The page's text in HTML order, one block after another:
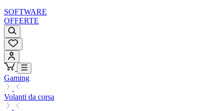
SOFTWARE
OFFERTE
Gaming
Volanti da corsa